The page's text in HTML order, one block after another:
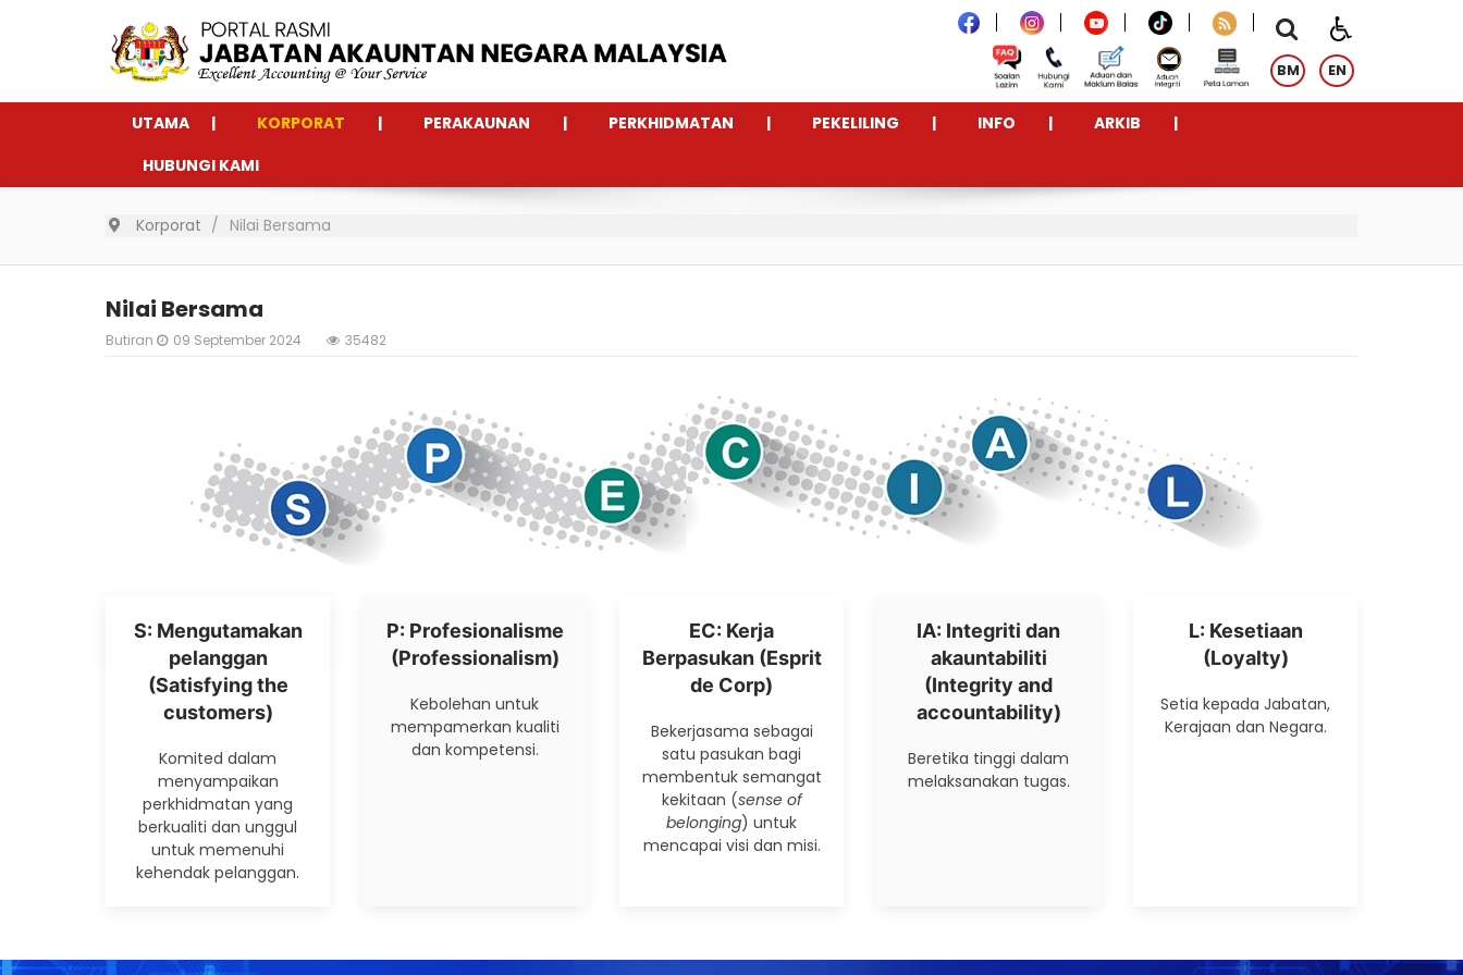
BM EN
UTAMA KORPORAT PERAKAUNAN PERKHIDMATAN PEKELILING INFO
ARKIB
HUBUNGI KAMI
Korporat Nilai Bersama
Nilai Bersama
Butiran 09 September 2024 35482
S: Mengutamakan
pelanggan
(Satisfying the
customers)
Komited dalam
menyampaikan
perkhidmatan yang
berkualiti dan unggul
untuk memenuhi
kehendak pelanggan.
P: Profesionalisme
(Professionalism)
Kebolehan untuk
mempamerkan kualiti
dan kompetensi.
EC: Kerja
Berpasukan (Esprit
de Corp)
Bekerjasama sebagai
satu pasukan bagi
membentuk semangat
kekitaan (sense of
belonging) untuk
mencapai visi dan misi.
IA: Integriti dan
akauntabiliti
(Integrity and
accountability)
Beretika tinggi dalam
melaksanakan tugas.
L: Kesetiaan
(Loyalty)
Setia kepada Jabatan,
Kerajaan dan Negara.